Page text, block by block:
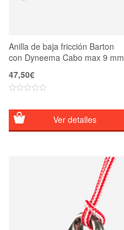
Anilla de baja fricción Barton
con Dyneema Cabo max 9 mm
47,50€
Ver detalles